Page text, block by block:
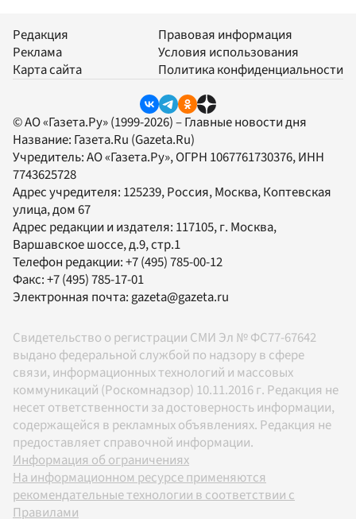
Редакция
Реклама
Карта сайта
Правовая информация
Условия использования
Политика конфиденциальности
© АО «Газета.Ру» (1999-2026) – Главные новости дня
Название: Газета.Ru (Gazeta.Ru)
Учредитель:АО «Газета.Ру», ОГРН 1067761730376, ИНН
7743625728
Адрес учредителя: 125239, Россия, Москва, Коптевская
улица, дом 67
Адрес редакции и издателя: 117105, г. Москва,
Варшавское шоссе, д.9, стр.1
Телефон редакции:+7 (495) 785-00-12
Факс:+7 (495) 785-17-01
Электронная почта:gazeta@gazeta.ru
Свидетельство о регистрации СМИ Эл № ФС77-67642
выдано федеральной службой по надзору в сфере
связи, информационных технологий и массовых
коммуникаций (Роскомнадзор) 10.11.2016 г. Редакция не
несет ответственности за достоверность информации,
содержащейся в рекламных объявлениях. Редакция не
предоставляет справочной информации.
Информация об ограничениях
На информационном ресурсе применяются
рекомендательные технологии в соответствии с
Правилами